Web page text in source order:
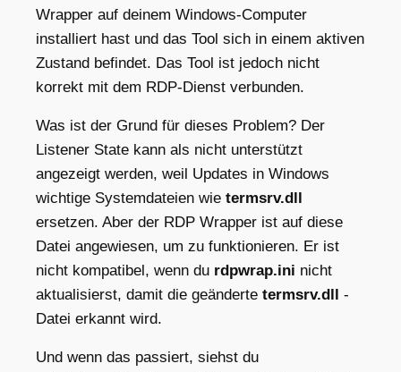
Wrapper auf deinem Windows-Computer
installiert hast und das Tool sich in einem aktiven
Zustand befindet. Das Tool ist jedoch nicht
korrekt mit dem RDP-Dienst verbunden.
Was ist der Grund für dieses Problem? Der
Listener State kann als nicht unterstützt
angezeigt werden, weil Updates in Windows
wichtige Systemdateien wie termsrv.dll
ersetzen. Aber der RDP Wrapper ist auf diese
Datei angewiesen, um zu funktionieren. Er ist
nicht kompatibel, wenn du rdpwrap.ini nicht
aktualisierst, damit die geänderte termsrv.dll -
Datei erkannt wird.
Und wenn das passiert, siehst du